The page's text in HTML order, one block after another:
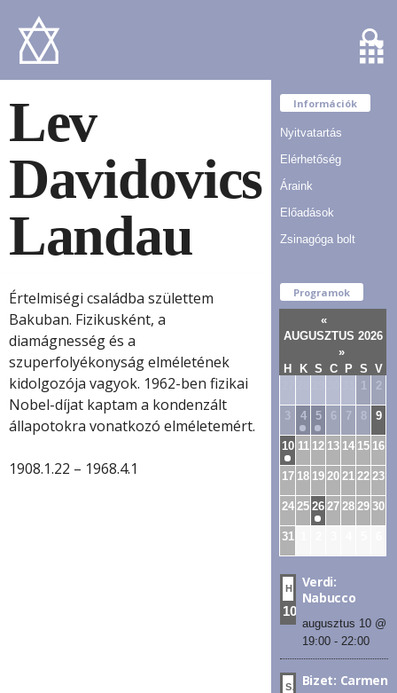
Lev
Davidovics
Landau
Értelmiségi családba születtem
Bakuban. Fizikusként, a
diamágnesség és a
szuperfolyékonyság elméletének
kidolgozója vagyok. 1962-ben fizikai
Nobel-díjat kaptam a kondenzált
állapotokra vonatkozó elméletemért.
1908.1.22 – 1968.4.1
Információk
Nyitvatartás
Elérhetőség
Áraink
Előadások
Zsinagóga bolt
Programok
«
AUGUSZTUS 2026
»
H
K S C P S V
2
3 4 5 6 7 8 9
10 11 12 13 14 15 16
17 18 19 20 21 22 23
24 25 26 27 28 29 30
31
HÉT
10
Verdi:
Nabucco
augusztus 10 @
19:00- 22:00
SZEBizet: Carmen